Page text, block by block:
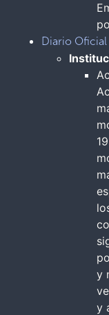
Diario Oficial
y
y